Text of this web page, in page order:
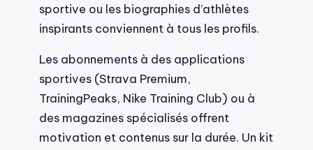
sportive ou les biographies d’athlètes
inspirants conviennent à tous les profils.
Les abonnements à des applications
sportives (Strava Premium,
TrainingPeaks, Nike Training Club) ou à
des magazines spécialisés offrent
motivation et contenus sur la durée. Un kit